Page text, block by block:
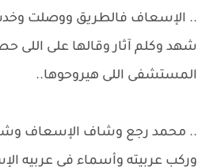
.. الإسعاف فالطريق ووصلت
شهد وكلم آثار وقالها على اللى
المستشفى اللى هيروحوها..
.. محمد رجع وشاف الإسعاف
وركب عربيته وأسماء فى عربيه